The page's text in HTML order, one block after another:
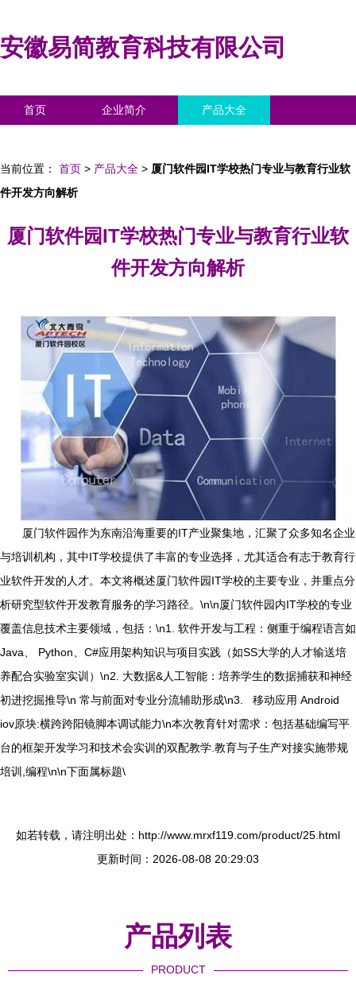
安徽易简教育科技有限公司
首页 企业简介 产品大全
当前位置： 首页 > 产品大全 > 厦门软件园IT学校热门专业与教育行业软
件开发方向解析
厦门软件园IT学校热门专业与教育行业软
件开发方向解析
厦门软件园作为东南沿海重要的IT产业聚集地，汇聚了众多知名企业
与培训机构，其中IT学校提供了丰富的专业选择，尤其适合有志于教育行
业软件开发的人才。本文将概述厦门软件园IT学校的主要专业，并重点分
析研究型软件开发教育服务的学习路径。\n\n厦门软件园内IT学校的专业
覆盖信息技术主要领域，包括：\n1. 软件开发与工程：侧重于编程语言如
Java、 Python、C#应用架构知识与项目实践（如SS大学的人才输送培
养配合实验室实训）\n2. 大数据&人工智能：培养学生的数据捕获和神经
初进挖掘推导\n 常与前面对专业分流辅助形成\n3. 移动应用 Android
iov原块:横跨跨阳镜脚本调试能力\n本次教育针对需求：包括基础编写平
台的框架开发学习和技术会实训的双配教学.教育与子生产对接实施带规
培训,编程\n\n下面属标题\
如若转载，请注明出处：http://www.mrxf119.com/product/25.html
更新时间：2026-08-08 20:29:03
产品列表
PRODUCT